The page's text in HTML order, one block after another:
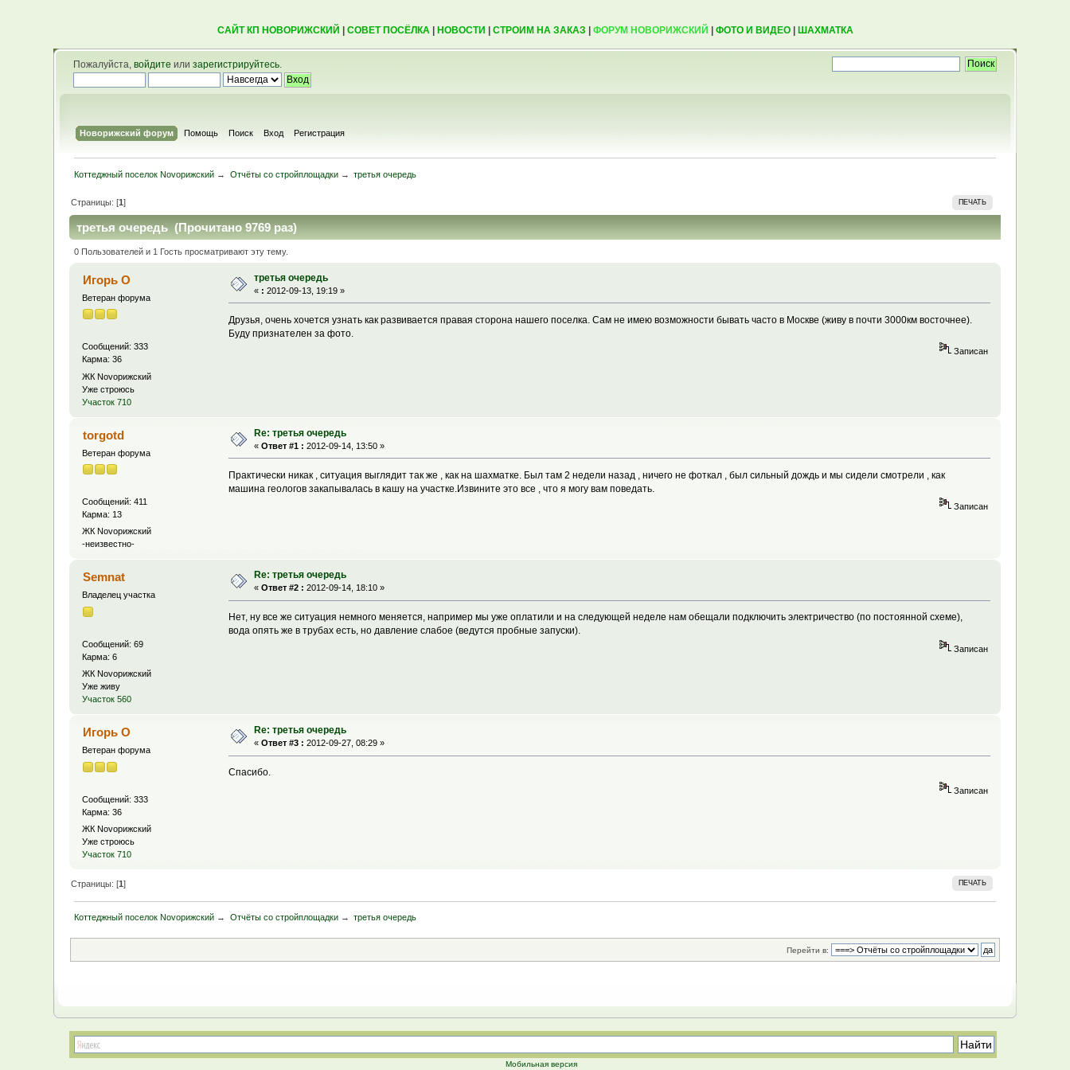
САЙТ КП НОВОРИЖСКИЙ СОВЕТ ПОСЁЛКА| НОВОСТИ СТРОИМ НА ЗАКАЗ ФОРУМ НОВОРИЖСКИЙ ФОТО И ВИДЕО| ШАХМАТКА
Пожалуйста,войдите илизарегистрируйтесь.
Новорижский форум Помощь Поиск Вход Регистрация
Коттеджный поселок Novoрижский → Отчёты со стройплощадки→ третья очередь
ПЕЧАТЬ
Страницы: [1]
третья очередь (Прочитано 9769 раз)
0 Пользователей и 1 Гость просматривают эту тему.
Игорь О
Ветеран форума
Сообщений: 333
Карма: 36
ЖК Novoрижский
Уже строюсь
Участок 710
третья очередь
« : 2012-09-13, 19:19 »
Друзья, очень хочется узнать как развивается правая сторона нашего поселка. Сам не имею возможности бывать часто в Москве (живу в почти 3000км восточнее).
Буду признателен за фото.
Записан
torgotd
Ветеран форума
Сообщений: 411
Карма: 13
ЖК Novoрижский
-неизвестно-
Re: третья очередь
«Ответ #1 : 2012-09-14, 13:50 »
Практически никак , ситуация выглядит так же , как на шахматке. Был там 2 недели назад , ничего не фоткал , был сильный дождь и мы сидели смотрели , как
машина геологов закапывалась в кашу на участке.Извините это все , что я могу вам поведать.
Записан
Semnat
Владелец участка
Сообщений: 69
Карма: 6
ЖК Novoрижский
Уже живу
Участок 560
Re: третья очередь
«Ответ #2 : 2012-09-14, 18:10 »
Нет, ну все же ситуация немного меняется, например мы уже оплатили и на следующей неделе нам обещали подключить электричество (по постоянной схеме),
вода опять же в трубах есть, но давление слабое (ведутся пробные запуски).
Записан
Игорь О
Ветеран форума
Сообщений: 333
Карма: 36
ЖК Novoрижский
Уже строюсь
Участок 710
Re: третья очередь
«Ответ #3 : 2012-09-27, 08:29 »
Спасибо.
Записан
ПЕЧАТЬ
Страницы: [1]
Коттеджный поселок Novoрижский → Отчёты со стройплощадки→ третья очередь
Перейти в:
Мобильная версия